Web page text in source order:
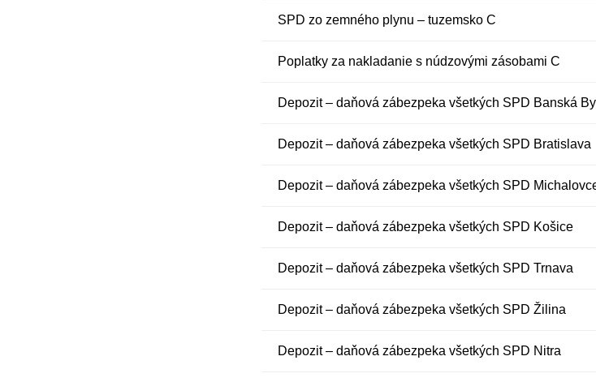
SPD zo zemného plynu – tuzemsko C
Poplatky za nakladanie s núdzovými zásobami C
Depozit – daňová zábezpeka všetkých SPD Banská
Depozit – daňová zábezpeka všetkých SPD Bratislava
Depozit – daňová zábezpeka všetkých SPD
Depozit – daňová zábezpeka všetkých SPD Košice
Depozit – daňová zábezpeka všetkých SPD Trnava
Depozit – daňová zábezpeka všetkých SPD Žilina
Depozit – daňová zábezpeka všetkých SPD Nitra